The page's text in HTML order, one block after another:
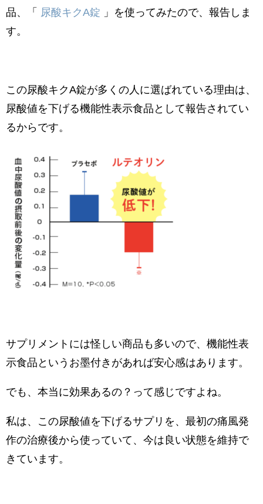
品、「
尿酸キクA錠 」を使ってみたので、報告しま
す。
この尿酸キクA錠が多くの人に選ばれている理由は、
尿酸値を下げる機能性表示食品として報告されてい
るからです。
サプリメントには怪しい商品も多いので、機能性表
示食品というお墨付きがあれば安心感はあります。
でも、本当に効果あるの？って感じですよね。
私は、この尿酸値を下げるサプリを、最初の痛風発
作の治療後から使っていて、今は良い状態を維持で
きています。